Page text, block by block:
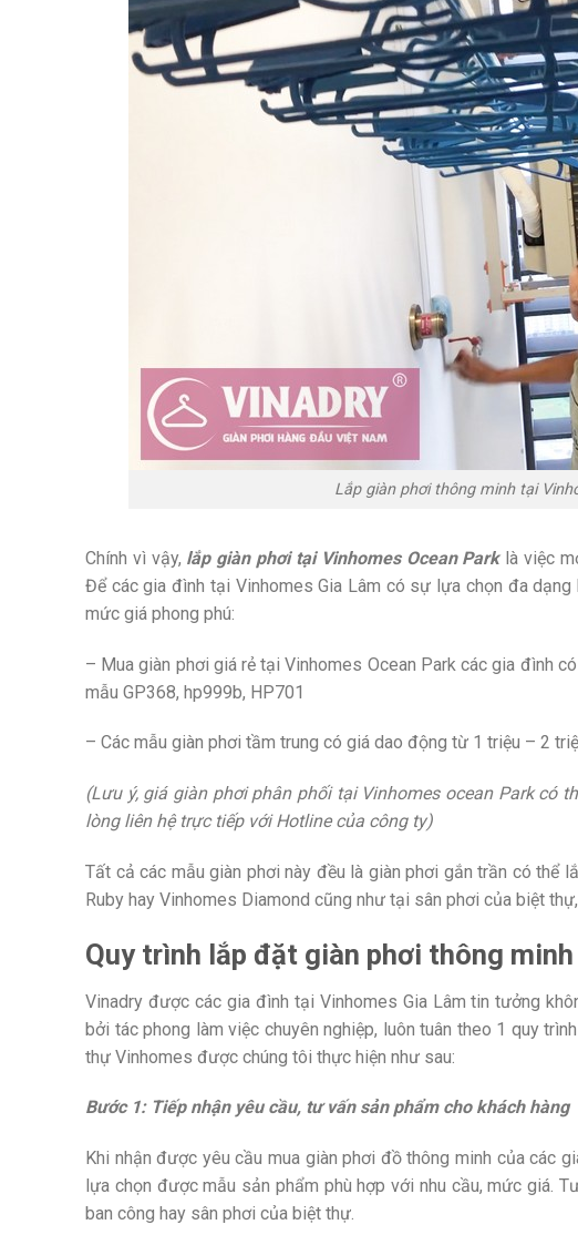
Lắp giàn phơi thông minh tại
Chính vì vậy, lắp giàn phơi tại Vinhomes Ocean Parklà việc
Để các gia đình tại Vinhomes Gia Lâm có sự lựa chọn đa
mức giá phong phú:
– Mua giàn phơi giá rẻ tại Vinhomes Ocean Park các gia đình
mẫu GP368, hp999b, HP701
– Các mẫu giàn phơi tầm trung có giá dao động từ 1 triệu – 2
(Lưu ý, giá giàn phơi phân phối tại Vinhomes ocean Park có
lòng liên hệ trực tiếp với Hotline của công ty)
Tất cả các mẫu giàn phơi này đều là giàn phơi gắn trần có thể
Ruby hay Vinhomes Diamond cũng như tại sân phơi của biệt
Quy trình lắp đặt giàn phơi thông
Vinadry được các gia đình tại Vinhomes Gia Lâm tin tưởng
bởi tác phong làm việc chuyên nghiệp, luôn tuân theo 1 quy
thự Vinhomes được chúng tôi thực hiện như sau:
Bước 1: Tiếp nhận yêu cầu, tư vấn sản phẩm cho khách hàng
Khi nhận được yêu cầu mua giàn phơi đồ thông minh của các
lựa chọn được mẫu sản phẩm phù hợp với nhu cầu, mức giá.
ban công hay sân phơi của biệt thự.